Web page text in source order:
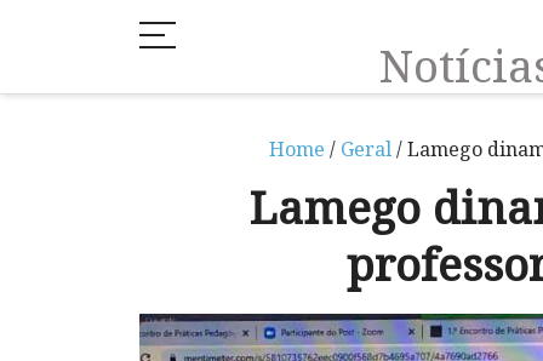
Home / Geral/ Lamego
Lamego